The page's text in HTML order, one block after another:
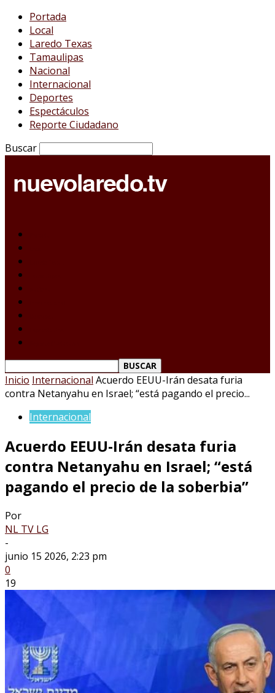
Portada
Local
Laredo Texas
Tamaulipas
Nacional
Internacional
Deportes
Espectáculos
Reporte Ciudadano
Buscar
Inicio Internacional Acuerdo EEUU-Irán desata furia
contra Netanyahu en Israel; “está pagando el precio...
Internacional
Acuerdo EEUU-Irán desata furia
contra Netanyahu en Israel; “está
pagando el precio de la soberbia”
Por
NL TV LG
-
junio 15 2026, 2:23 pm
0
19